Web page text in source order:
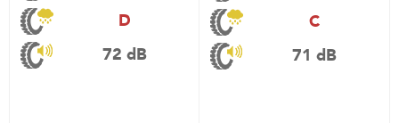
D
72 dB
C
71 dB